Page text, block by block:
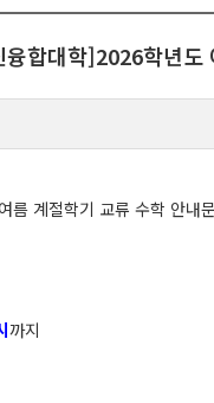
합대학]2026학년도
름 계절학기 교류 수학 안
까지